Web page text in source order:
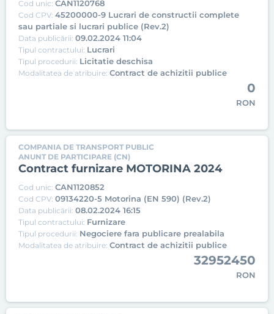
Cod unic: CAN1120768
Cod CPV: 45200000-9 Lucrari de constructii complete
sau partiale si lucrari publice (Rev.2)
Data publicării: 09.02.2024 11:04
Tipul contractului: Lucrari
Tipul procedurii: Licitatie deschisa
Modalitatea de atribuire: Contract de achizitii publice
0
RON
COMPANIA DE TRANSPORT PUBLIC
ANUNT DE PARTICIPARE (CN)
Contract furnizare MOTORINA 2024
Cod unic: CAN1120852
Cod CPV: 09134220-5 Motorina (EN 590) (Rev.2)
Data publicării: 08.02.2024 16:15
Tipul contractului: Furnizare
Tipul procedurii: Negociere fara publicare prealabila
Modalitatea de atribuire: Contract de achizitii publice
32952450
RON